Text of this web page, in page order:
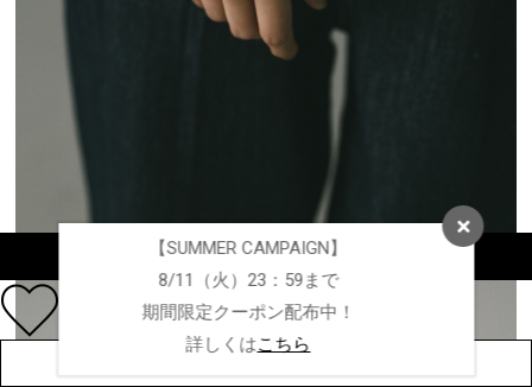
カラーを選択する（フリーサイズ）
【SUMMER CAMPAIGN】
8/11（火）23：59まで
期間限定クーポン配布中！
詳しくはこちら